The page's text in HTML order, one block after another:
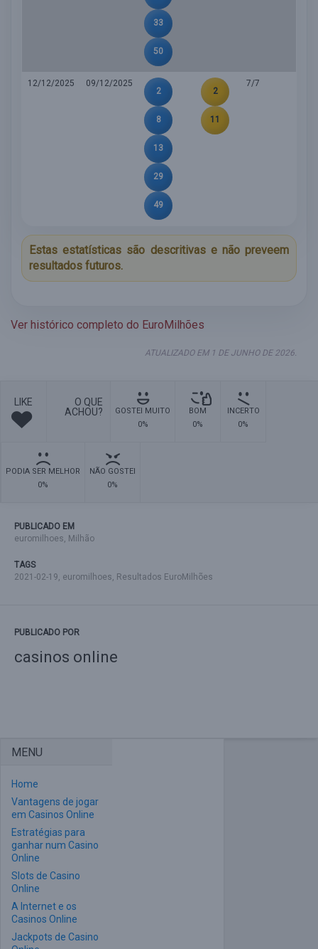
33
50
12/12/2025
09/12/2025
2
8
13
29
49
2
11
7/7
Estas estatísticas são descritivas e não preveem
resultados futuros.
Ver histórico completo do EuroMilhões
ATUALIZADO EM 1 DE JUNHO DE 2026.
LIKE
O QUE
ACHOU?
GOSTEI MUITO
0%
BOM
0%
INCERTO
0%
PODIA SER MELHOR
0%
NÃO GOSTEI
0%
PUBLICADO EM
euromilhoes, Milhão
TAGS
2021-02-19, euromilhoes, Resultados EuroMilhões
PUBLICADO POR
casinos online
MENU
Home
Vantagens de jogar
em Casinos Online
Estratégias para
ganhar num Casino
Online
Slots de Casino
Online
A Internet e os
Casinos Online
Jackpots de Casino